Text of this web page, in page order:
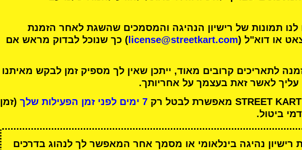
לנו תמונות של רישיון הנהיגה והמסמכים שהשגת לאחר הזמנת
או דוא"ל (license@streetkart.com ) כך שנוכל לבדוק מראש אם
לתאריכים קרובים מאוד, ייתכן שאין לך מספיק זמן לבקש מאיתנו
לאשר זאת בעצמך על אחריותך.
7 ימים לפני זמן הפעילות שלך
(זמן
ביטול.
רישיון נהיגה בינלאומי או מסמך אחר המאפשר לך לנהוג בדרכים